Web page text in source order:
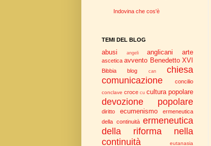
Indovina che cos'è
TEMI DEL BLOG
abusi angeli anglicani arte
ascetica avvento Benedetto XVI
Bibbia blog can
chiesa
comunicazione
concilio
conclave croce cu cultura popolare
devozione popolare
diritto ecumenismo
ermeneutica
della continuità ermeneutica
della riforma nella
continuità
eutanasia